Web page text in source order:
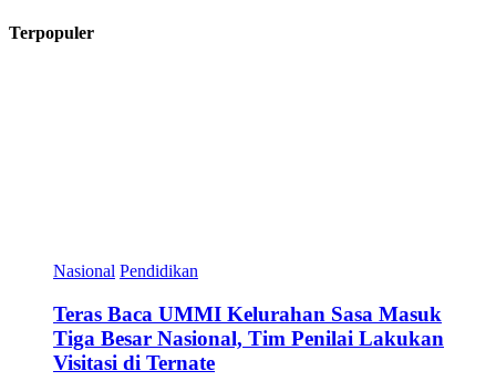
Terpopuler
Nasional Pendidikan
Teras Baca UMMI Kelurahan Sasa Masuk
Tiga Besar Nasional, Tim Penilai Lakukan
Visitasi di Ternate